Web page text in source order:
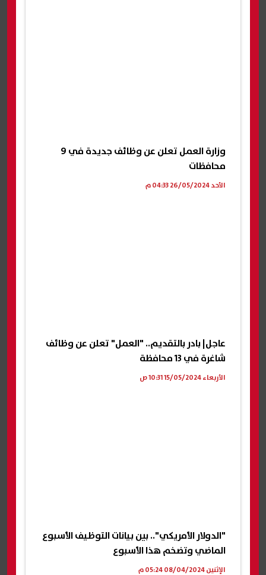
وزارة العمل تعلن عن وظائف جديدة في 9
محافظات
الأحد 26/05/2024 04:33 م
عاجل| بادر بالتقديم.. "العمل" تعلن عن وظائف
شاغرة في 13 محافظة
الأربعاء 15/05/2024 10:31 ص
"الدولار الأمريكي".. بين بيانات التوظيف الأسبوع
الماضي وتضخم هذا الأسبوع
الإثنين 08/04/2024 05:24 م